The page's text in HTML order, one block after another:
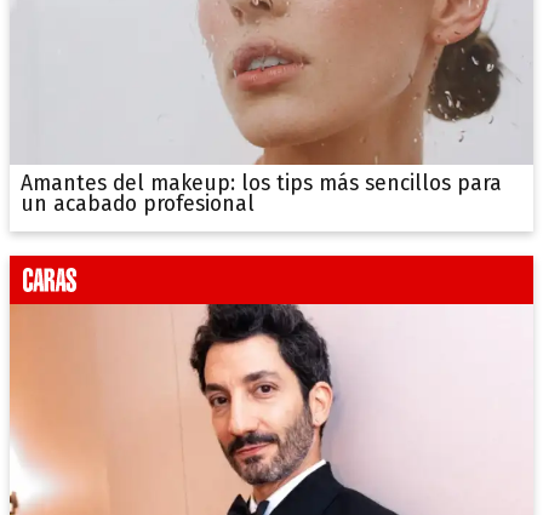
Amantes del makeup: los tips más sencillos para
un acabado profesional